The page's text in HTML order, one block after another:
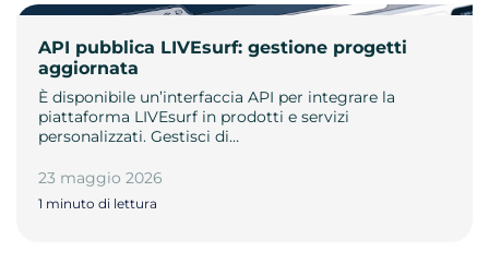
API pubblica LIVEsurf: gestione progetti
aggiornata
È disponibile un’interfaccia API per integrare la
piattaforma LIVEsurf in prodotti e servizi
personalizzati. Gestisci di…
23 maggio 2026
1 minuto di lettura